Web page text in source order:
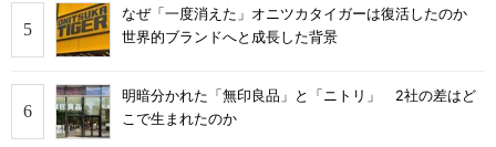
なぜ「一度消えた」オニツカタイガーは復活したのか
世界的ブランドへと成長した背景
明暗分かれた「無印良品」と「ニトリ」 2社の差はど
こで生まれたのか